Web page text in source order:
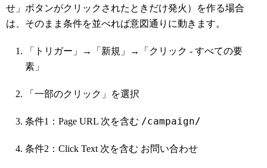
せ」ボタンがクリックされたときだけ発火）を作る場合
は、そのまま条件を並べれば意図通りに動きます。
「トリガー」→「新規」→「クリック - すべての要
素」
「一部のクリック」を選択
条件1：Page URL 次を含む /campaign/
条件2：Click Text 次を含む お問い合わせ